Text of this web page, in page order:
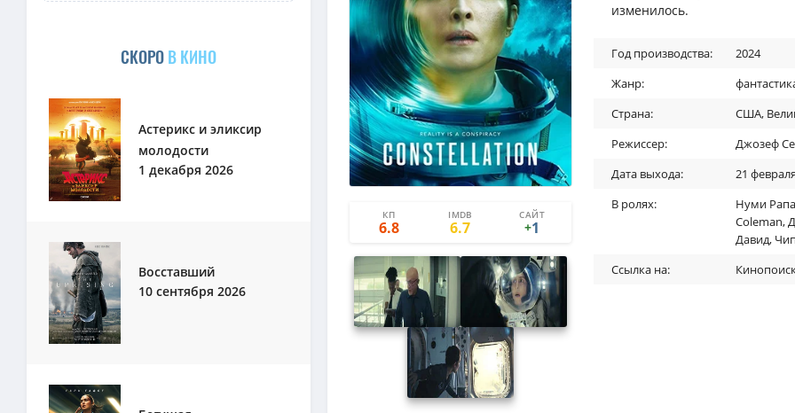
СКОРОВ КИНО
Астерикс и эликсир
молодости
1 декабря 2026
Восставший
10 сентября 2026
КП
6.8
IMDB
6.7
САЙТ
43
+1
изменилось.
Год производства:
2024
Жанр:
Страна:
США,
Режиссер:
Джозеф
Дата выхода:
21
В ролях:
Нуми
Coleman,
Давид,
Ссылка на: